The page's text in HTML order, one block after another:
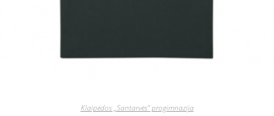
Klaipėdos „Santarvės“ progimnazija